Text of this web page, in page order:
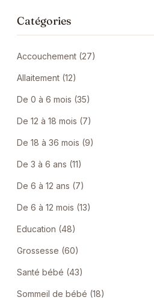
Catégories
Accouchement (27)
Allaitement (12)
De 0 à 6 mois (35)
De 12 à 18 mois (7)
De 18 à 36 mois (9)
De 3 à 6 ans (11)
De 6 à 12 ans (7)
De 6 à 12 mois (13)
Education (48)
Grossesse (60)
Santé bébé (43)
Sommeil de bébé (18)